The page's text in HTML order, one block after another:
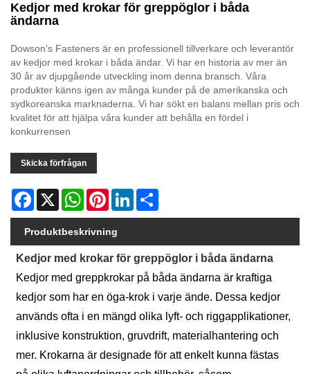
Kedjor med krokar för greppöglor i båda
ändarna
Dowson's Fasteners är en professionell tillverkare och leverantör
av kedjor med krokar i båda ändar. Vi har en historia av mer än
30 år av djupgående utveckling inom denna bransch. Våra
produkter känns igen av många kunder på de amerikanska och
sydkoreanska marknaderna. Vi har sökt en balans mellan pris och
kvalitet för att hjälpa våra kunder att behålla en fördel i
konkurrensen
Skicka förfrågan
Facebook
X WhatsAppPinterestLinkedIn
Produktbeskrivning
Kedjor med krokar för greppöglor i båda ändarna
Kedjor med greppkrokar på båda ändarna är kraftiga
kedjor som har en öga-krok i varje ände. Dessa kedjor
används ofta i en mängd olika lyft- och riggapplikationer,
inklusive konstruktion, gruvdrift, materialhantering och
mer. Krokarna är designade för att enkelt kunna fästas